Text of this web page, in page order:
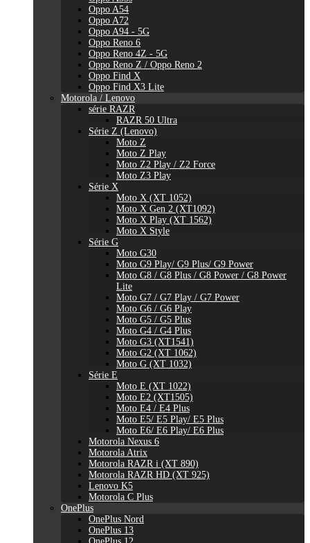
Oppo A54
Oppo A72
Oppo A94 - 5G
Oppo Reno 6
Oppo Reno 4Z - 5G
Oppo Reno Z / Oppo Reno 2
Oppo Find X
Oppo Find X3 Lite
Motorola / Lenovo
série RAZR
RAZR 50 Ultra
Série Z (Lenovo)
Moto Z
Moto Z Play
Moto Z2 Play / Z2 Force
Moto Z3 Play
Série X
Moto X (XT 1052)
Moto X Gen 2 (XT1092)
Moto X Play (XT 1562)
Moto X Style
Série G
Moto G30
Moto G9 Play/ G9 Plus/ G9 Power
Moto G8 / G8 Plus / G8 Power / G8 Power
Lite
Moto G7 / G7 Play / G7 Power
Moto G6 / G6 Play
Moto G5 / G5 Plus
Moto G4 / G4 Plus
Moto G3 (XT1541)
Moto G2 (XT 1062)
Moto G (XT 1032)
Série E
Moto E (XT 1022)
Moto E2 (XT1505)
Moto E4 / E4 Plus
Moto E5/ E5 Play/ E5 Plus
Moto E6/ E6 Play/ E6 Plus
Motorola Nexus 6
Motorola Atrix
Motorola RAZR i (XT 890)
Motorola RAZR HD (XT 925)
Lenovo K5
Motorola C Plus
OnePlus
OnePlus Nord
OnePlus 13